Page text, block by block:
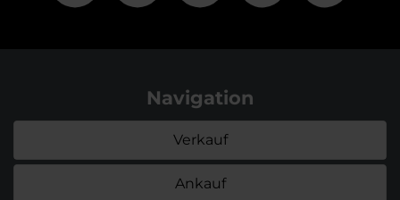
Navigation
Verkauf
Ankauf